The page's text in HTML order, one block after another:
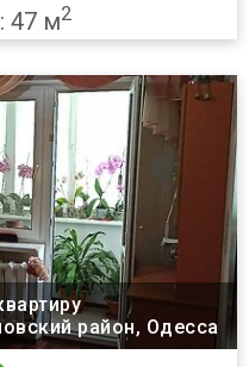
47 м2
район, Одесса